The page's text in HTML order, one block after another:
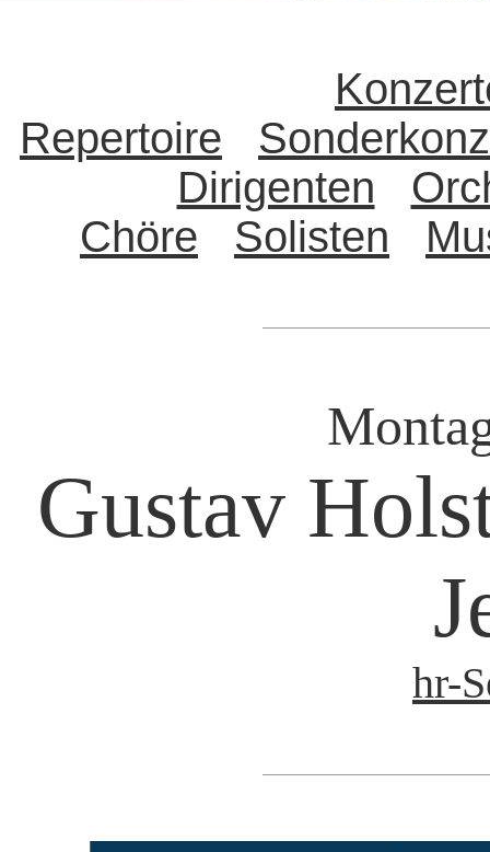
Repertoire
Dirigenten
Chöre
Solisten
Gustav
hr-